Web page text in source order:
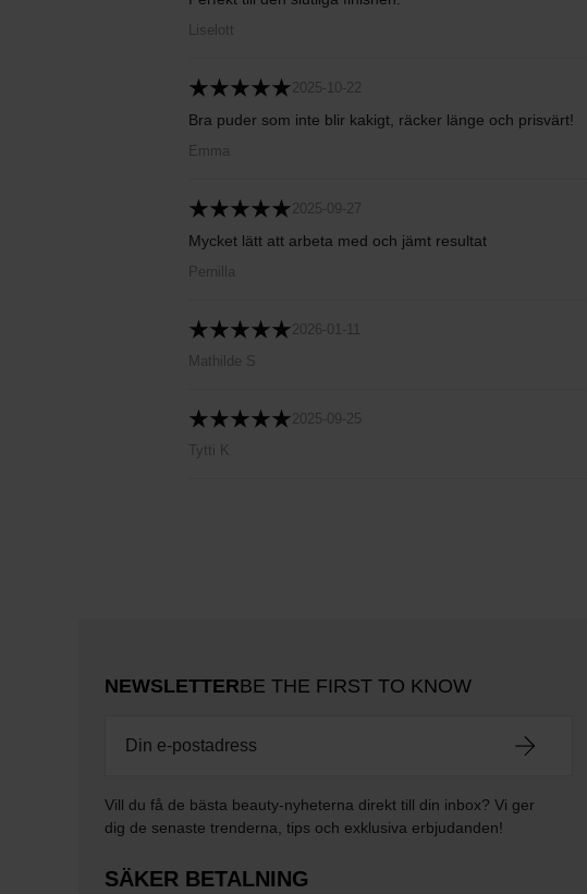
Liselott
2025-10-22
Bra puder som inte blir kakigt, räcker länge och prisvärt!
Emma
2025-09-27
Mycket lätt att arbeta med och jämt resultat
Pernilla
2026-01-11
Mathilde S
2025-09-25
Tytti K
NEWSLETTERBE THE FIRST TO KNOW
Vill du få de bästa beauty-nyheterna direkt till din inbox? Vi ger
dig de senaste trenderna, tips och exklusiva erbjudanden!
SÄKER BETALNING